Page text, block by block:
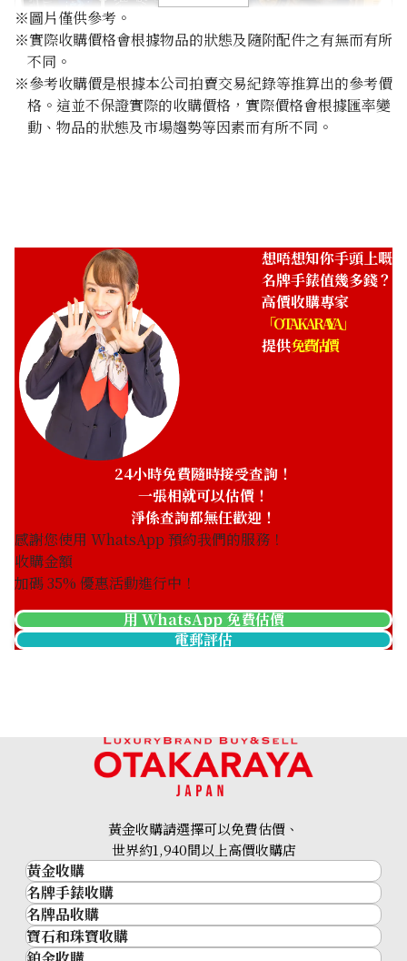
Omega Speedmaster
Snoopy Award 3578.51.00
Omega Louis Blanc
Perpetual Calendar
Omega Dynamic 166.0310
收購日期: 2026年4月
參考回收價
HKD 4,299.61
收購日期: 2026年4月
Omega Seamaster 2501.83
收購日期: 2023年12月
Omega Seamaster
522.32.40.20.01.003
參考回收價
收購日期: 2024年8月
※圖片僅供參考。
※實際收購價格會根據物品的狀態及隨附配件之有無而有所
不同。
※參考收購價是根據本公司拍賣交易紀錄等推算出的參考價
格。這並不保證實際的收購價格，實際價格會根據匯率變
動、物品的狀態及市場趨勢等因素而有所不同。
想唔想知你手頭上嘅
名牌手錶值幾多錢？
高價收購專家
「OTAKARAYA」
提供免費估價
24小時免費隨時接受查詢！
一張相就可以估價！
淨係查詢都無任歡迎！
感謝您使用 WhatsApp 預約我們的服務！
收購金額
加碼35% 優惠活動進行中！
用 WhatsApp 免費估價
電郵評估
黃金收購請選擇可以免費估價、
世界約1,940間以上高價收購店
黃金收購
黃金･金條
金條
金幣及銀幣
名牌手錶收購
名牌手錶收購
勞力士 (Rolex)
名牌品收購
名牌品收購
寶石和珠寶收購